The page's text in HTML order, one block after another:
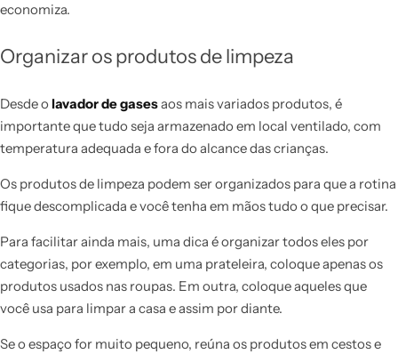
economiza.
Organizar os produtos de limpeza
Desde o lavador de gasesaos mais variados produtos, é
importante que tudo seja armazenado em local ventilado, com
temperatura adequada e fora do alcance das crianças.
Os produtos de limpeza podem ser organizados para que a rotina
fique descomplicada e você tenha em mãos tudo o que precisar.
Para facilitar ainda mais, uma dica é organizar todos eles por
categorias, por exemplo, em uma prateleira, coloque apenas os
produtos usados nas roupas. Em outra, coloque aqueles que
você usa para limpar a casa e assim por diante.
Se o espaço for muito pequeno, reúna os produtos em cestos e